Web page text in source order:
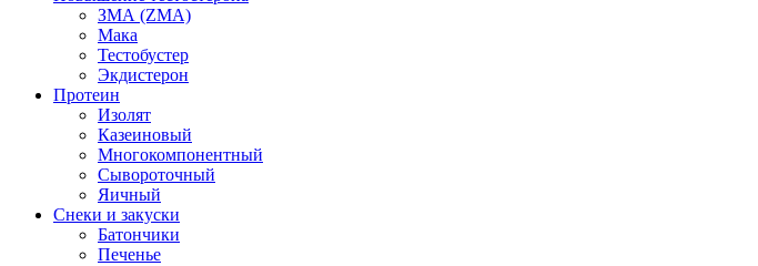
ЗМА (ZMA)
Мака
Тестобустер
Экдистерон
Протеин
Изолят
Казеиновый
Многокомпонентный
Сывороточный
Яичный
Снеки и закуски
Батончики
Печенье